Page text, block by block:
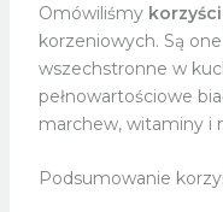
Omówiliśmy korzyści
korzeniowych. Są
wszechstronne w
pełnowartościowe
marchew, witaminy i
Podsumowanie